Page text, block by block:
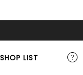
SHOP LIST